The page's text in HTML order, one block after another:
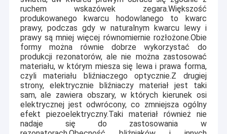
ruchem wskazówek zegara.Większość
produkowanego kwarcu hodowlanego to kwarc
prawy, podczas gdy w naturalnym kwarcu lewy i
prawy są mniej więcej równomiernie rozłożone.Obie
formy można równie dobrze wykorzystać do
produkcji rezonatorów, ale nie można zastosować
materiału, w którym miesza się lewa i prawa forma,
czyli materiału bliźniaczego optycznie.Z drugiej
strony, elektrycznie bliźniaczy materiał jest taki
sam, ale zawiera obszary, w których kierunek osi
elektrycznej jest odwrócony, co zmniejsza ogólny
efekt piezoelektryczny.Taki materiał również nie
nadaje się do zastosowania w